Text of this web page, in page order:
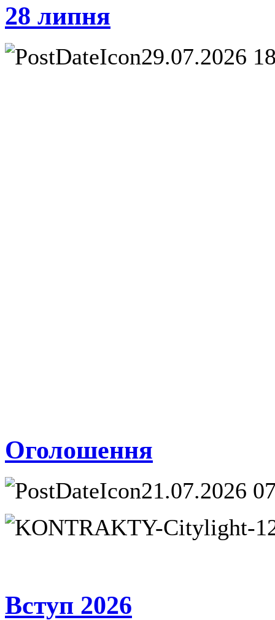
28 липня
29.07.2026
Оголошення
21.07.2026
Вступ 2026